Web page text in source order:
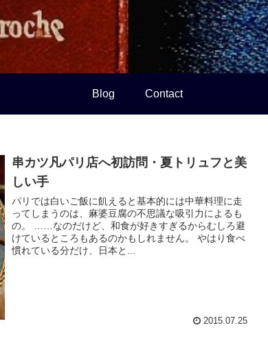
Blog Contact
串カツ凡パリ店へ初訪問・夏トリュフと美
しい手
パリでは白いご飯に飢えると基本的には中華料理に走
ってしまうのは、麻婆豆腐の不思議な吸引力によるも
の。 ……なのだけど、和食が好きすぎるからむしろ避
けているところもあるのかもしれません。 やはり食べ
慣れている分だけ、日本と...
2015.07.25